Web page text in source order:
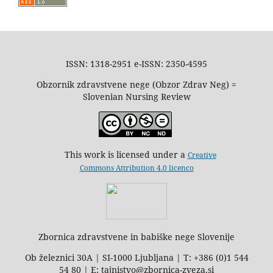
ISSN: 1318-2951 e-ISSN: 2350-4595
Obzornik zdravstvene nege (Obzor Zdrav Neg) =
Slovenian Nursing Review
This work is licensed under a Creative
Commons Attribution 4.0 licenco
Zbornica zdravstvene in babiške nege Slovenije
Ob železnici 30A | SI-1000 Ljubljana | T: +386 (0)1 544
54 80 | E: tajnistvo@zbornica-zveza.si